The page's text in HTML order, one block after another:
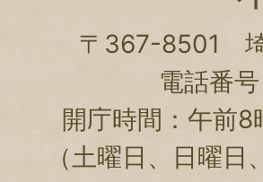
〒367-8501
電話番
開庁時間：午前
（土曜日、日曜